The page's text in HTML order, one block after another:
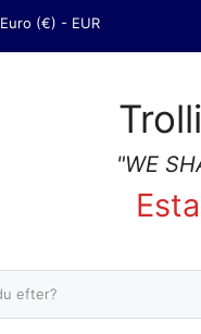
Euro (€) - EUR
"WE